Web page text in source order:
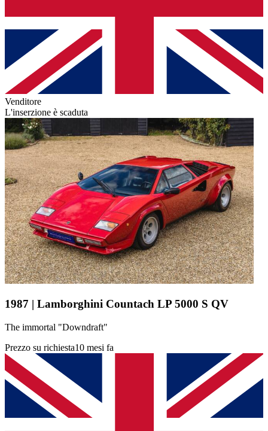
Venditore
L'inserzione è scaduta
1987 | Lamborghini Countach LP 5000 S QV
The immortal "Downdraft"
Prezzo su richiesta10 mesi fa